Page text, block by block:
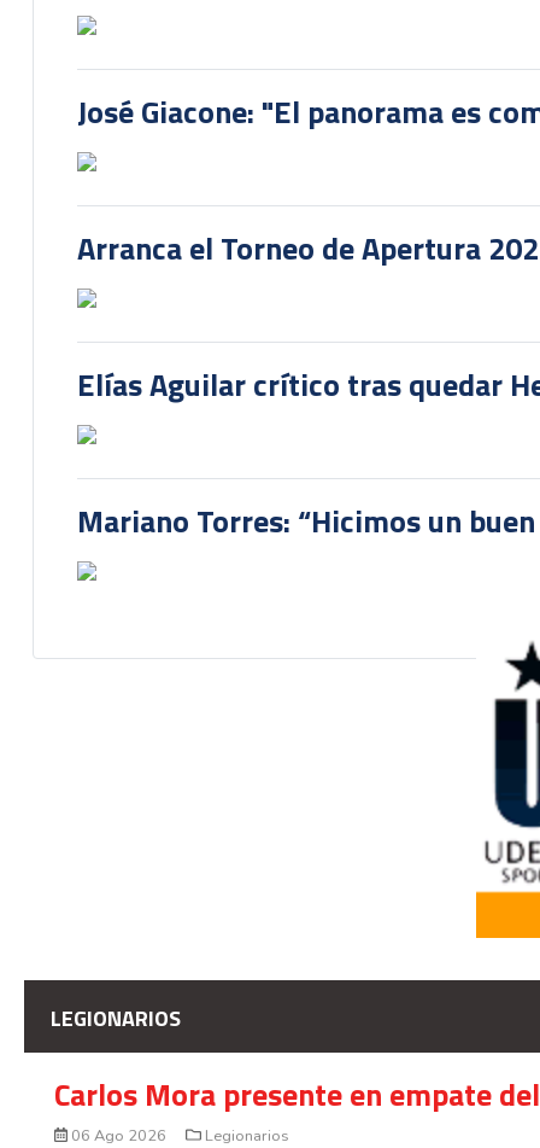
José Giacone: "El panorama es
Arranca el Torneo de Apertura
Elías Aguilar crítico tras quedar
Mariano Torres: “Hicimos un
LEGIONARIOS
Carlos Mora presente en empate
06 Ago 2026 Legionarios